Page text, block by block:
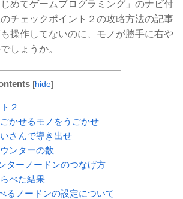
めてゲームプログラミング」のナビ付
チェックポイント２の攻略方法の記事
操作してないのに、モノが勝手に右や
しょうか。
[hide]
２
かせるモノをうごかせ
さんで導き出せ
ンターの数
ターノードンのつなげ方
べた結果
るノードンの設定について